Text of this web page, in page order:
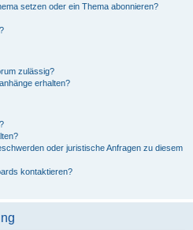
setzen oder ein Thema abonnieren?
zulässig?
erhalten?
oder juristische Anfragen zu diesem
kontaktieren?